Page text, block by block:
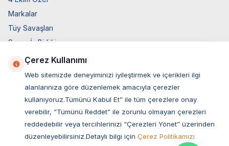
Markalar
Tüy Savaşları
Socar İş Birliği
İyzico İş Birliği
Mobil Uygulama
Çerez Kullanımı
Web sitemizde deneyiminizi iyileştirmek ve içerikleri ilgi
alanlarınıza göre düzenlemek amacıyla çerezler
kullanıyoruz.Tümünü Kabul Et” ile tüm çerezlere onay
verebilir, “Tümünü Reddet” ile zorunlu olmayan çerezleri
reddedebilir veya tercihlerinizi “Çerezleri Yönet” üzerinden
düzenleyebilirsiniz.Detaylı bilgi için Çerez Politikamızı